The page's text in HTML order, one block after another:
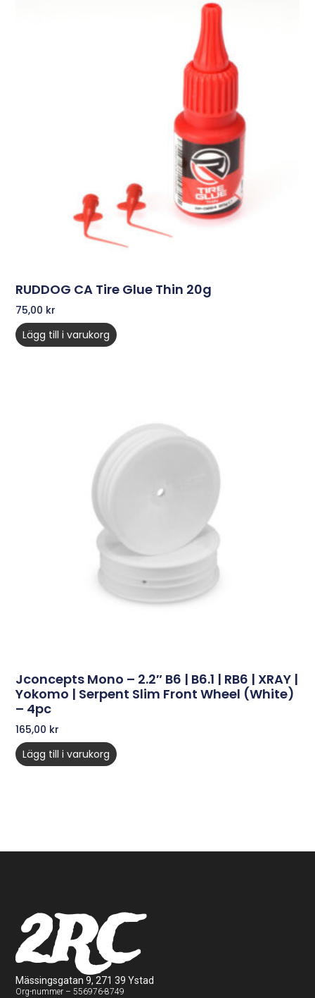
RUDDOG CA Tire Glue Thin 20g
75,00 kr
Lägg till i varukorg
Jconcepts Mono – 2.2″ B6 | B6.1 | RB6 | XRAY |
Yokomo | Serpent Slim Front Wheel (white)
– 4pc
165,00 kr
Lägg till i varukorg
2RC
Mässingsgatan 9, 271 39 Ystad
Org-nummer – 556976-8749